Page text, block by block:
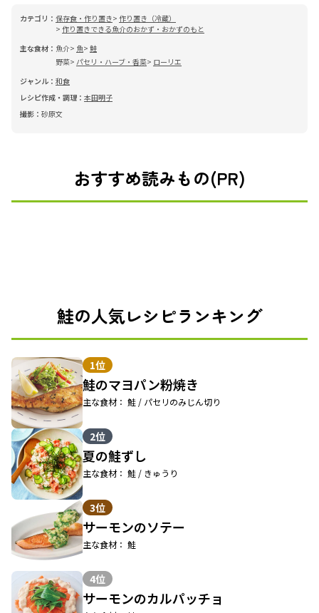
カテゴリ： 保存食・作り置き
作り置き（冷蔵）
作り置きできる魚介のおかず・おかずのもと
主な食材： 魚介 魚 鮭
野菜 パセリ・ハーブ・香菜
ローリエ
ジャンル： 和食
レシピ作成・調理： 本田明子
撮影： 砂原文
おすすめ読みもの(PR)
鮭の人気レシピランキング
1位
鮭のマヨパン粉焼き
主な食材： 鮭 / パセリのみじん切り
2位
夏の鮭ずし
主な食材： 鮭 / きゅうり
3位
サーモンのソテー
主な食材： 鮭
4位
サーモンのカルパッチョ